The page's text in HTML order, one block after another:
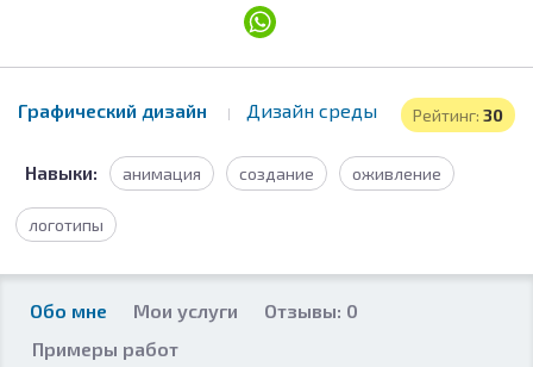
Рейтинг: 30
Графический дизайн Дизайн среды
Навыки: анимация создание оживление
логотипы
Обо мне Мои услуги
Отзывы: 0
Примеры работ